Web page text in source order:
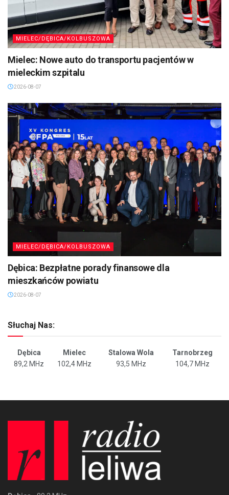
MIELEC/DĘBICA/KOLBUSZOWA
Mielec: Nowe auto do transportu pacjentów w
mieleckim szpitalu
2026-08-07
MIELEC/DĘBICA/KOLBUSZOWA
Dębica: Bezpłatne porady finansowe dla
mieszkańców powiatu
2026-08-07
Słuchaj Nas:
Dębica Mielec Stalowa Wola
Tarnobrzeg
89,2 MHz
102,4 MHz 93,5 MHz 104,7 MHz